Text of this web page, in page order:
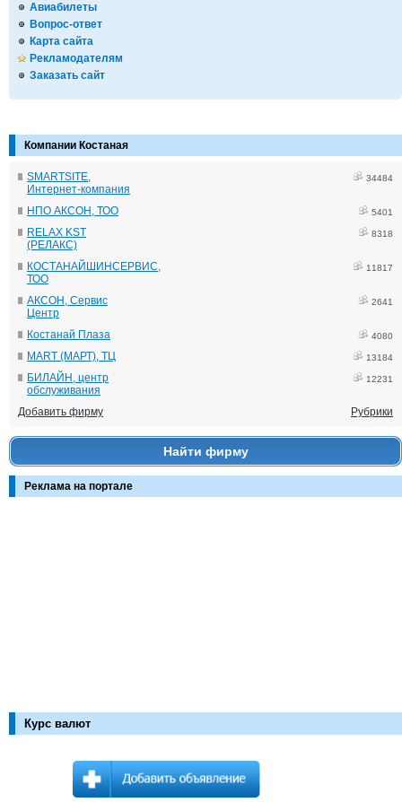
Авиабилеты
Вопрос-ответ
Карта сайта
Рекламодателям
Заказать сайт
Компании Костаная
SMARTSITE,
Интернет-компания
34484
НПО АКСОН, ТОО 5401
RELAX KST
(РЕЛАКС)
8318
КОСТАНАЙШИНСЕРВИС,
ТОО
11817
АКСОН, Сервис
Центр
2641
Костанай Плаза 4080
MART (МАРТ), ТЦ 13184
БИЛАЙН, центр
обслуживания
12231
Добавить фирму Рубрики
Найти фирму
Реклама на портале
Курс валют